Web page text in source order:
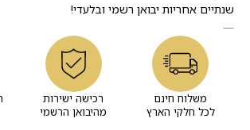
שנתיים אחריות יבואן רשמי ובלעדי!
—
משלוח חינם
לכל חלקי הארץ
רכישה ישירות
מהיבואן הרשמי